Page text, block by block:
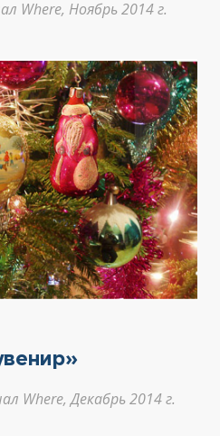
Where, Ноябрь 2014 г.
Where, Декабрь 2014 г.